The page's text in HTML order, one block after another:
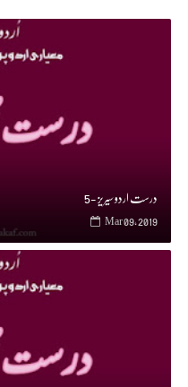
درست اردو سیریز -5
Mar 09, 2019